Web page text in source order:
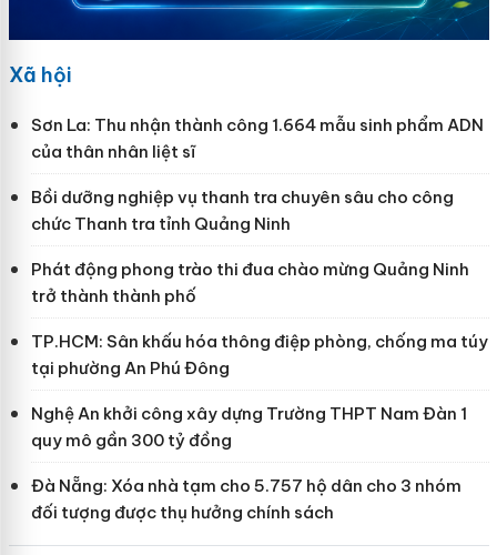
Xã hội
Sơn La: Thu nhận thành công 1.664 mẫu sinh phẩm ADN
của thân nhân liệt sĩ
Bồi dưỡng nghiệp vụ thanh tra chuyên sâu cho công
chức Thanh tra tỉnh Quảng Ninh
Phát động phong trào thi đua chào mừng Quảng Ninh
trở thành thành phố
TP.HCM: Sân khấu hóa thông điệp phòng, chống ma túy
tại phường An Phú Đông
Nghệ An khởi công xây dựng Trường THPT Nam Đàn 1
quy mô gần 300 tỷ đồng
Đà Nẵng: Xóa nhà tạm cho 5.757 hộ dân cho 3 nhóm
đối tượng được thụ hưởng chính sách